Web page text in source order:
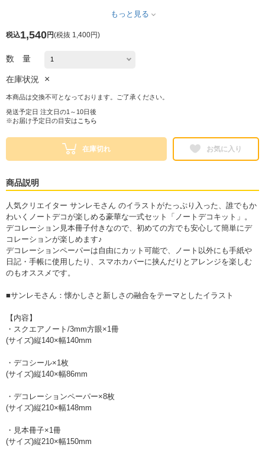
もっと見る
税込1,540円(税抜 1,400円)
数 量
在庫状況 ×
本商品は交換不可となっております。ご了承ください。
発送予定日 注文日の1～10日後
※お届け予定日の目安は こちら
在庫切れ お気に入り
商品説明
人気クリエイター サンレモさん のイラストがたっぷり入った、誰でもか
わいくノートデコが楽しめる豪華な一式セット「ノートデコキット」。
デコレーション見本冊子付きなので、初めての方でも安心して簡単にデ
コレーションが楽しめます♪
デコレーションペーパーは自由にカット可能で、ノート以外にも手紙や
日記・手帳に使用したり、スマホカバーに挟んだりとアレンジを楽しむ
のもオススメです。
■サンレモさん：懐かしさと新しさの融合をテーマとしたイラスト
【内容】
・スクエアノート/3mm方眼×1冊
(サイズ)縦140×幅140mm
・デコシール×1枚
(サイズ)縦140×幅86mm
・デコレーションペーパー×8枚
(サイズ)縦210×幅148mm
・見本冊子×1冊
(サイズ)縦210×幅150mm